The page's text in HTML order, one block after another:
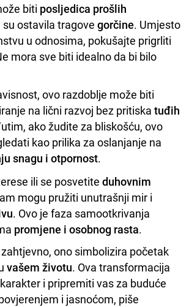
biti posljedica prošlih
su ostavila tragove gorčine. Umjesto
u odnosima, pokušajte prigrliti
mora sve biti idealno da bi bilo
ovo razdoblje može biti
na lični razvoj bez pritiska tuđih
ako žudite za bliskošću, ovo
kao prilika za oslanjanje na
snagu i otpornost.
ili se posvetite duhovnim
mogu pružiti unutrašnji mir i
. Ovo je faza samootkrivanja
promjene i osobnog rasta.
ono simbolizira početak
vašem životu. Ova transformacija
i pripremiti vas za buduće
i jasnoćom, piše